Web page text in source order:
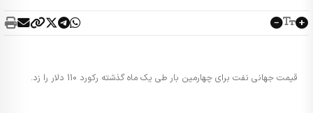
قیمت جهانی نفت برای چهارمین بار طی یک ماه گذشته رکورد 110 دلار را زد.